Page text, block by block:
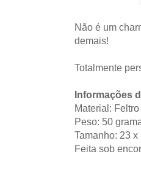
Não é um
demais!
Totalmente
Informações
Material:
Peso: 50
Tamanho: 23 x
Feita sob